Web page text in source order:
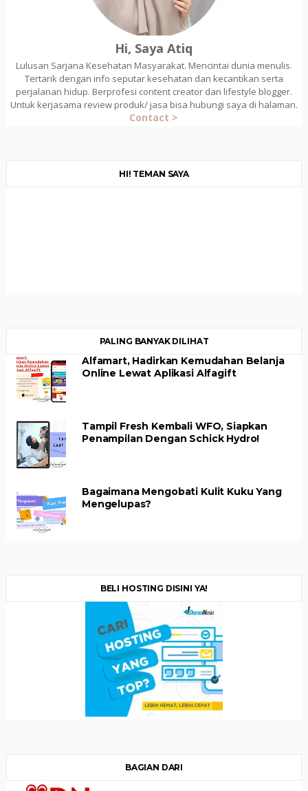
Hi, Saya Atiq
Lulusan Sarjana Kesehatan Masyarakat. Mencintai dunia menulis.
Tertarik dengan info seputar kesehatan dan kecantikan serta
perjalanan hidup. Berprofesi content creator dan lifestyle blogger.
Untuk kerjasama review produk/ jasa bisa hubungi saya di halaman.
Contact >
HI! TEMAN SAYA
PALING BANYAK DILIHAT
Alfamart, Hadirkan Kemudahan Belanja
Online Lewat Aplikasi Alfagift
Tampil Fresh Kembali WFO, Siapkan
Penampilan Dengan Schick Hydro!
Bagaimana Mengobati Kulit Kuku Yang
Mengelupas?
BELI HOSTING DISINI YA!
BAGIAN DARI